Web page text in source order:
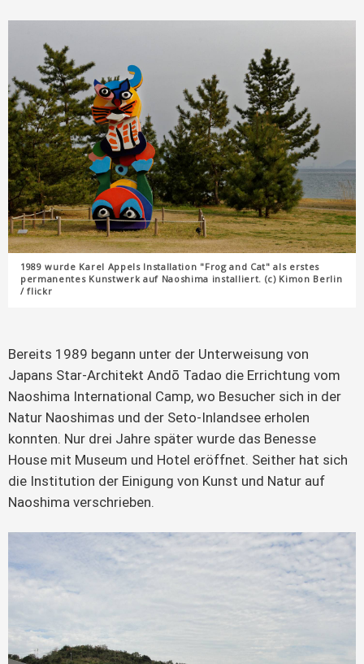
1989 wurde Karel Appels Installation "Frog and Cat" als erstes
permanentes Kunstwerk auf Naoshima installiert. (c) Kimon Berlin
/ flickr
Bereits 1989 begann unter der Unterweisung von
Japans Star-Architekt Andō Tadao die Errichtung vom
Naoshima International Camp, wo Besucher sich in der
Natur Naoshimas und der Seto-Inlandsee erholen
konnten. Nur drei Jahre später wurde das Benesse
House mit Museum und Hotel eröffnet. Seither hat sich
die Institution der Einigung von Kunst und Natur auf
Naoshima verschrieben.